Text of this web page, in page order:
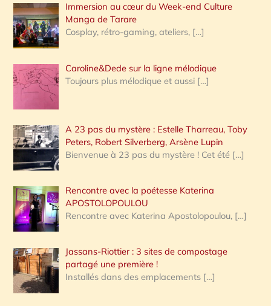
:
Immersion au cœur du Week-end Culture
Manga de Tarare
Cosplay, rétro-gaming, ateliers, […]
Caroline&Dede sur la ligne mélodique
Toujours plus mélodique et aussi […]
A 23 pas du mystère : Estelle Tharreau, Toby
Peters, Robert Silverberg, Arsène Lupin
Bienvenue à 23 pas du mystère ! Cet été […]
Rencontre avec la poétesse Katerina
APOSTOLOPOULOU
Rencontre avec Katerina Apostolopoulou, […]
Jassans-Riottier : 3 sites de compostage
partagé une première !
Installés dans des emplacements […]